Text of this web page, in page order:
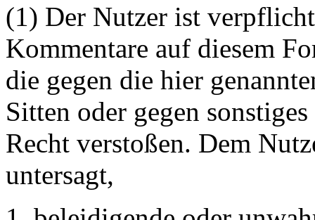
(1) Der Nutzer ist
Kommentare auf diesem
die gegen die hier
Sitten oder gegen
Recht verstoßen. Dem
untersagt,